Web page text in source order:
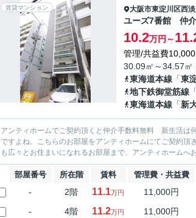
賃貸マンション 大阪市東淀川区西
ユーズ7番館 仲
10.2万円～
管理/共益費
30.09㎡～34.57㎡
東海道本線 「東
地下鉄御堂筋線 「
東海道本線 「新
アンティホームでご契約頂くと仲介手数料無料 新生活は
ですよね。こちらのお部屋をアンティホームにてご契約
も広々とお住まいになれるお部屋まで、アンティホームへ
部屋番号 所在階 賃料 管理費・共益費
- 2階 11.1万円 11,000円
- 4階 11.2万円 11,000円